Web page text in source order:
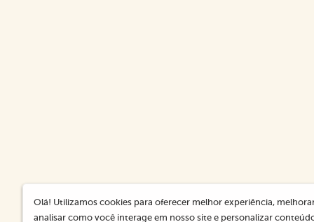
Olá! Utilizamos cookies para oferecer melhor experiência,
analisar como você interage em nosso site e personalizar